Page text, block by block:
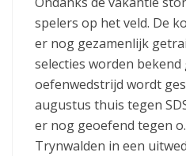
spelers op het veld. De
er nog gezamenlijk
selecties worden bekend
oefenwedstrijd wordt
augustus thuis tegen
er nog geoefend tegen
Trynwalden in een